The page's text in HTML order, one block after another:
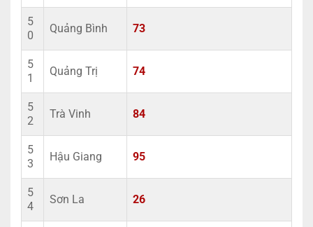
5
0
Quảng Bình 73
5
1
Quảng Trị 74
5
2
Trà Vinh 84
5
3
Hậu Giang 95
5
4
Sơn La 26